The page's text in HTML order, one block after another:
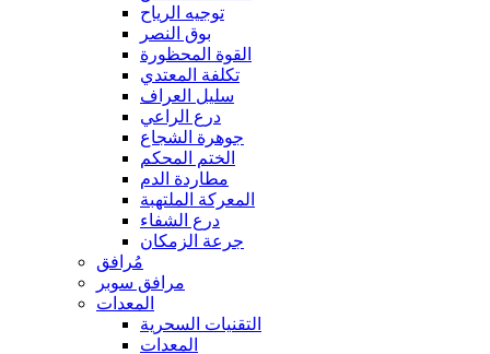
توجيه الرياح
بوق النصر
القوة المحظورة
تكلفة المعتدي
سليل العراف
درع الراعي
جوهرة الشجاع
الختم المحكم
مطاردة الدم
المعركة الملتهبة
درع الشفاء
جرعة الزمكان
مُرافق
مرافق سوبر
المعدات
التقنيات السحرية
المعدات